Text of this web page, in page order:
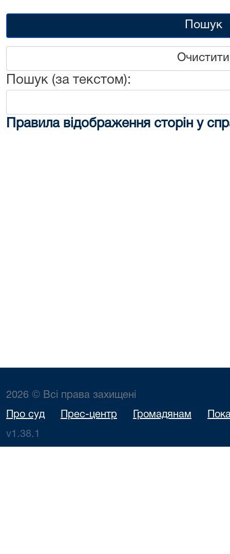
Пошук
Очистити
Пошук (за текстом):
Правила відображення сторін у
2026 © Всі права захищені
Про суд Прес-центр Громадянам
v1.38.1